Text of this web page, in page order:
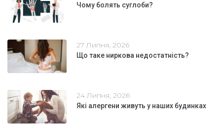
Чому болять суглоби?
27 Липня, 2026
Що таке ниркова недостатність?
24 Липня, 2026
Які алергени живуть у наших будинках